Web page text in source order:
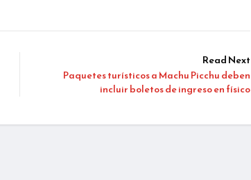
Read Next
Paquetes turísticos a Machu Picchu deben
incluir boletos de ingreso en físico